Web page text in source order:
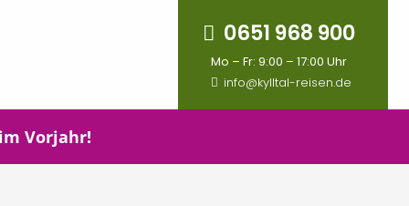
0651 968 900
Mo – Fr: 9:00 – 17:00 Uhr
info@kylltal-reisen.de
Vorjahr!